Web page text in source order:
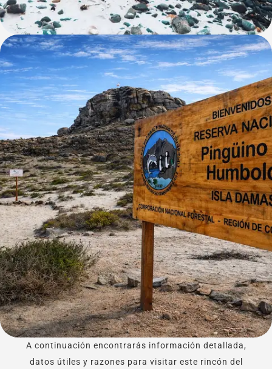
A continuación encontrarás información detallada,
datos útiles y razones para visitar este rincón del